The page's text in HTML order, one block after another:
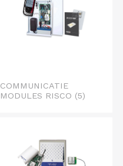
COMMUNICATIE
MODULES RISCO (5)